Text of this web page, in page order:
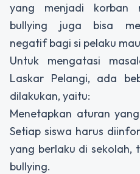
yang menjadi korban
bullying juga bisa
negatif bagi si pelaku
Untuk mengatasi
Laskar Pelangi, ada
dilakukan, yaitu:
Menetapkan aturan
Setiap siswa harus
yang berlaku di sekolah,
bullying.